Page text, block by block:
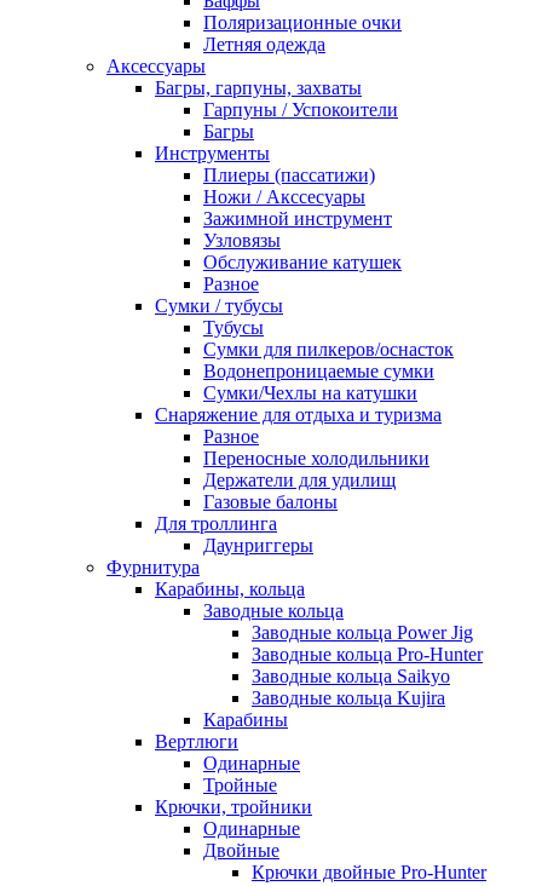
Поляризационные очки
Летняя одежда
Аксессуары
Багры, гарпуны, захваты
Гарпуны / Успокоители
Багры
Инструменты
Плиеры (пассатижи)
Ножи / Акссесуары
Зажимной инструмент
Узловязы
Обслуживание катушек
Разное
Сумки / тубусы
Тубусы
Сумки для пилкеров/оснасток
Водонепроницаемые сумки
Сумки/Чехлы на катушки
Снаряжение для отдыха и туризма
Разное
Переносные холодильники
Держатели для удилищ
Газовые балоны
Для троллинга
Даунриггеры
Фурнитура
Карабины, кольца
Заводные кольца
Заводные кольца Power Jig
Заводные кольца Pro-Hunter
Заводные кольца Saikyo
Заводные кольца Kujira
Карабины
Вертлюги
Одинарные
Тройные
Крючки, тройники
Одинарные
Двойные
Крючки двойные Pro-Hunter